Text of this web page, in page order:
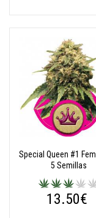
5 Semillas
13.50€